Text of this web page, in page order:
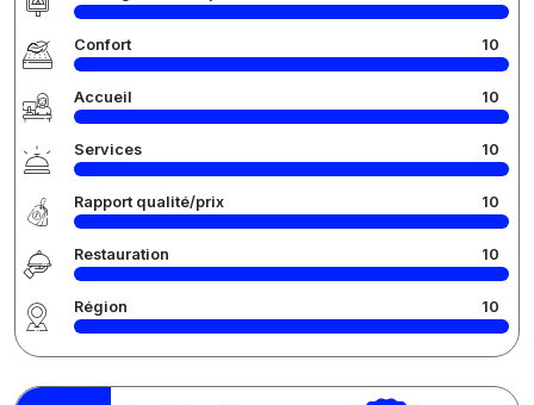
Confort 10
Accueil 10
Services 10
Rapport qualité/prix 10
Restauration 10
Région 10